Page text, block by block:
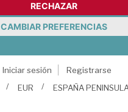
RECHAZAR
CAMBIAR PREFERENCIAS
Iniciar sesión
Registrarse
EUR ESPAÑA